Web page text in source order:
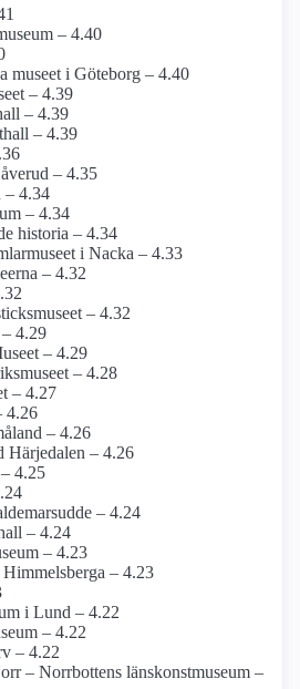
– 4.40
museet i Göteborg – 4.40
– 4.39
– 4.39
– 4.39
– 4.35
– 4.34
– 4.34
historia – 4.34
i Nacka – 4.33
– 4.32
– 4.32
4.29
– 4.29
– 4.28
– 4.27
4.26
– 4.26
Härjedalen – 4.26
4.25
– 4.24
– 4.24
– 4.23
– 4.23
i Lund – 4.22
– 4.22
– 4.22
– Norrbottens länskonst­museum –